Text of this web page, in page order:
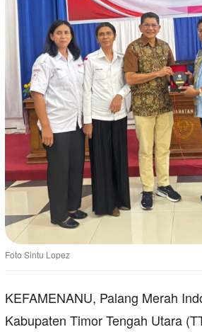
Foto Sintu Lopez
KEFAMENANU, Palang Merah
Kabupaten Timor Tengah Utara